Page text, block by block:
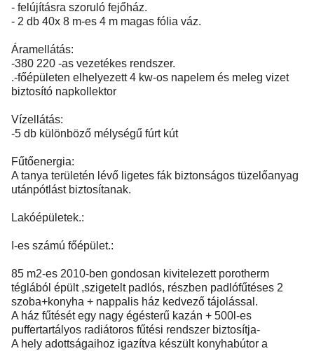
- felújításra szoruló fejőház.
- 2 db 40x 8 m-es 4 m magas fólia váz.
Áramellátás:
-380 220 -as vezetékes rendszer.
.-főépületen elhelyezett 4 kw-os napelem és meleg vizet
biztosító napkollektor
Vízellátás:
-5 db különböző mélységű fúrt kút
Fűtőenergia:
A tanya területén lévő ligetes fák biztonságos tüzelőanyag
utánpótlást biztosítanak.
Lakóépületek.:
I-es számú főépület.:
85 m2-es 2010-ben gondosan kivitelezett porotherm
téglából épült ,szigetelt padlós, részben padlófűtéses 2
szoba+konyha + nappalis ház kedvező tájolással.
A ház fűtését egy nagy égésterű kazán + 500l-es
puffertartályos radiátoros fűtési rendszer biztosítja-
A hely adottságaihoz igazítva készült konyhabútor a